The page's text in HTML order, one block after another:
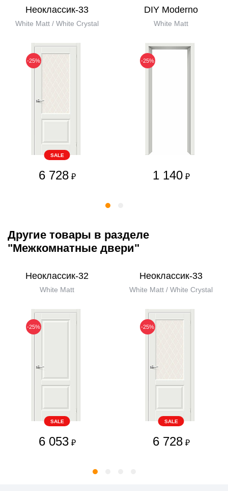
Неоклассик-33
White Matt / White Сrystal
-25%
SALE
6 728 ₽
DIY Moderno
White Matt
-25%
1 140 ₽
Другие товары в разделе
"Межкомнатные двери"
Неоклассик-32
White Matt
-25%
SALE
6 053 ₽
Неоклассик-33
White Matt / White Сrystal
-25%
SALE
6 728 ₽